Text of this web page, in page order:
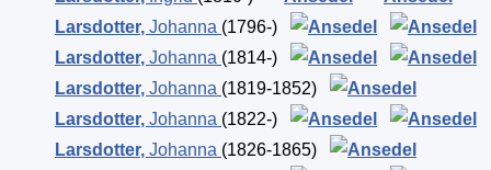
Larsdotter, Johanna (1796-)
Larsdotter, Johanna (1814-)
Larsdotter, Johanna (1819-1852)
Larsdotter, Johanna (1822-)
Larsdotter, Johanna (1826-1865)